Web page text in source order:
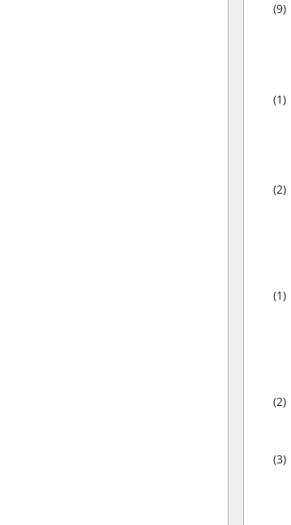
(9)
(1)
(2)
(1)
(2)
(3)